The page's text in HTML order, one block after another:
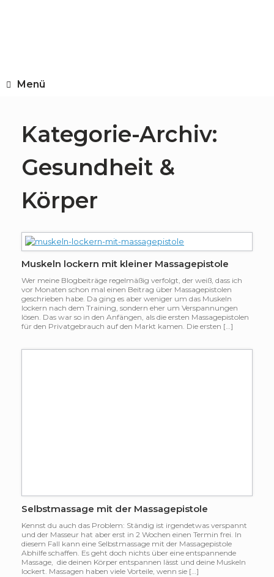
Menü
Kategorie-Archiv:
Gesundheit &
Körper
Muskeln lockern mit kleiner Massagepistole
Wer meine Blogbeiträge regelmäßig verfolgt, der weiß, dass ich
vor Monaten schon mal einen Beitrag über Massagepistolen
geschrieben habe. Da ging es aber weniger um das Muskeln
lockern nach dem Training, sondern eher um Verspannungen
lösen. Das war so in den Anfängen, als die ersten Massagepistolen
für den Privatgebrauch auf den Markt kamen. Die ersten […]
Selbstmassage mit der Massagepistole
Kennst du auch das Problem: Ständig ist irgendetwas verspannt
und der Masseur hat aber erst in 2 Wochen einen Termin frei. In
diesem Fall kann eine Selbstmassage mit der Massagepistole
Abhilfe schaffen. Es geht doch nichts über eine entspannende
Massage, die deinen Körper entspannen lässt und deine Muskeln
lockert. Massagen haben viele Vorteile, wenn sie […]